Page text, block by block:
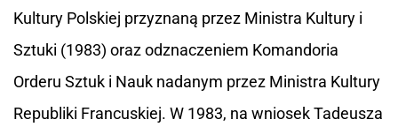
Kultury Polskiej przyznaną przez Ministra Kultury i
Sztuki (1983) oraz odznaczeniem Komandoria
Orderu Sztuk i Nauk nadanym przez Ministra Kultury
Republiki Francuskiej. W 1983, na wniosek Tadeusza